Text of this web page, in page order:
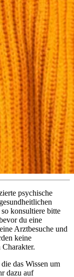
psychische
konsultiere bitte
du eine
Arztbesuche und
keine
das Wissen um
dazu auf